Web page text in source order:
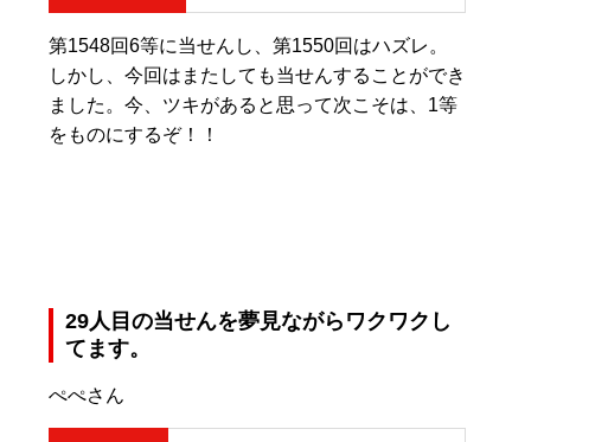
第1548回6等に当せんし、第1550回はハズレ。
しかし、今回はまたしても当せんすることができ
ました。今、ツキがあると思って次こそは、1等
をものにするぞ！！
29人目の当せんを夢見ながらワクワクし
てます。
ぺぺさん